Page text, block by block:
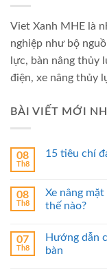
Viet Xanh MHE là
nghiệp như bộ
lực, bàn nâng thủy
điện, xe nâng thủy
BÀI VIẾT MỚI
08
Th8
15 tiêu chí
08
Th8
Xe nâng
thế nào?
07
Th8
Hướng dẫn
bàn